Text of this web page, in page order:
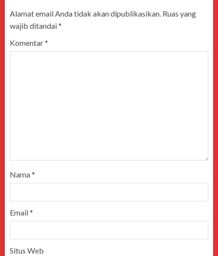
Alamat email Anda tidak akan dipublikasikan. Ruas yang
wajib ditandai*
Komentar*
Nama*
Email*
Situs Web